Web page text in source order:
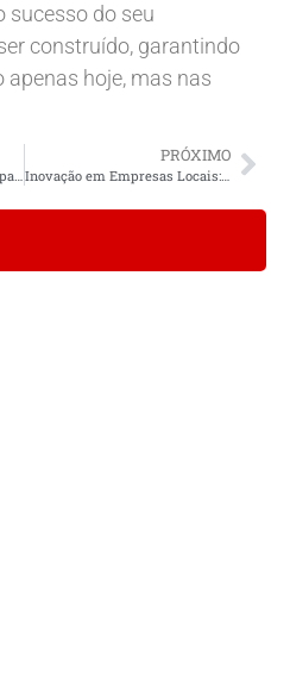
sucesso do seu
construído, garantindo
apenas hoje, mas nas
PRÓXIMO
Inovação em Empresas Locais: Transformando Negócios para o Futuro